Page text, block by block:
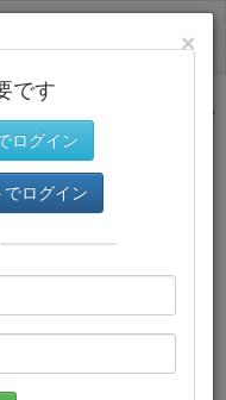
サイトトップに戻る
ードでき、快適な動画
×
です
ログイン
ログイン